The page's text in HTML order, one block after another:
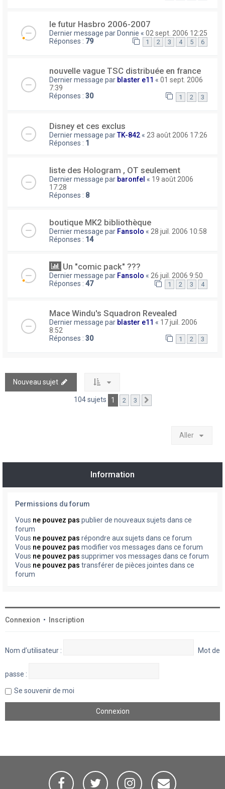
le futur Hasbro 2006-2007
Dernier message par Donnie « 02 sept. 2006 12:25
Réponses : 79 1 2 3 4 5 6
nouvelle vague TSC distribuée en france
Dernier message par blaster e11 « 01 sept. 2006
7:39
Réponses : 30 1 2 3
Disney et ces exclus
Dernier message parTK-842 « 23 août 2006 17:26
Réponses : 1
liste des Hologram , OT seulement
Dernier message par baronfel « 19 août 2006
17:28
Réponses : 8
boutique MK2 bibliothèque
Dernier message par Fansolo « 28 juil. 2006 10:58
Réponses : 14
Un "comic pack" ???
Dernier message par Fansolo « 26 juil. 2006 9:50
Réponses : 47 1 2 3 4
Mace Windu's Squadron Revealed
Dernier message par blaster e11 « 17 juil. 2006
8:52
Réponses : 30 1 2 3
Nouveau sujet
104 sujets 1 2 3
Aller
Information
Permissions du forum
Vous ne pouvez pas publier de nouveaux sujets dans ce
forum
Vous ne pouvez pas répondre aux sujets dans ce forum
Vous ne pouvez pas modifier vos messages dans ce forum
Vous ne pouvez pas supprimer vos messages dans ce forum
Vous ne pouvez pas transférer de pièces jointes dans ce
forum
Connexion • Inscription
Nom d’utilisateur : Mot de
passe :
Se souvenir de moi